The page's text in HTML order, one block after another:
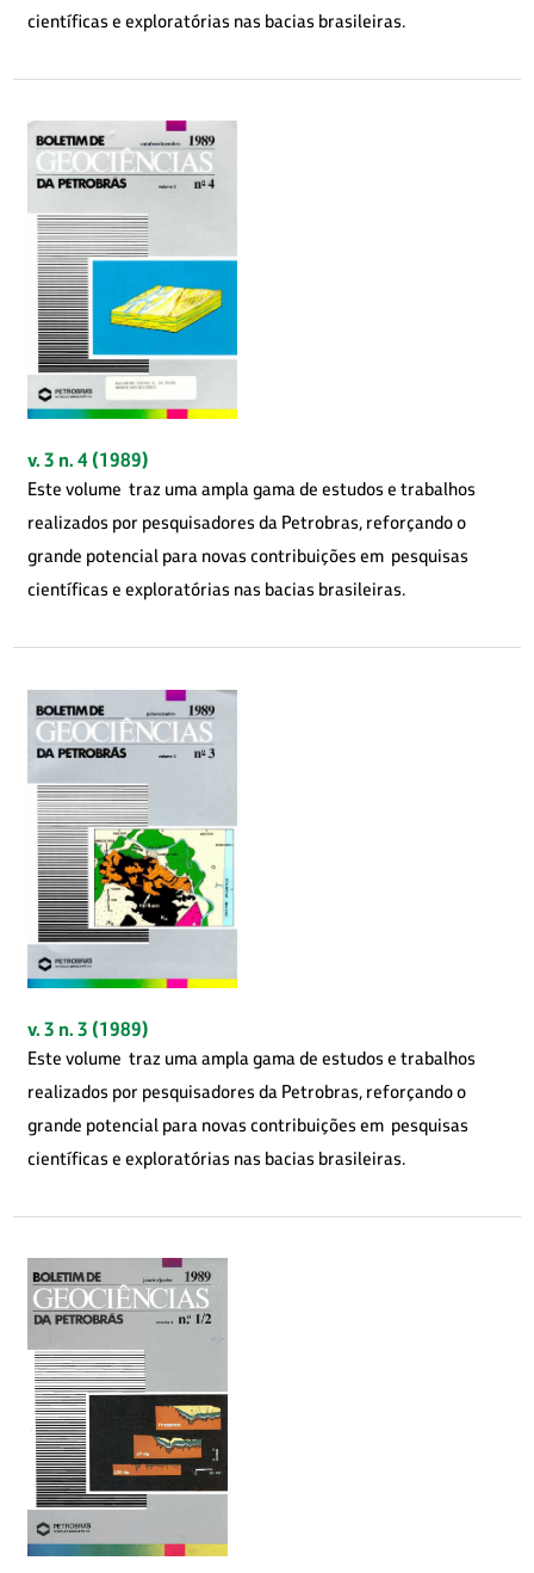
científicas e exploratórias nas bacias brasileiras.
v. 3 n. 4 (1989)
Este volume traz uma ampla gama de estudos e trabalhos
realizados por pesquisadores da Petrobras, reforçando o
grande potencial para novas contribuições em pesquisas
científicas e exploratórias nas bacias brasileiras.
v. 3 n. 3 (1989)
Este volume traz uma ampla gama de estudos e trabalhos
realizados por pesquisadores da Petrobras, reforçando o
grande potencial para novas contribuições em pesquisas
científicas e exploratórias nas bacias brasileiras.